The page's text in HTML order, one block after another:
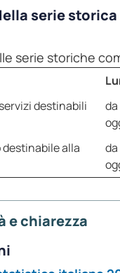
serie
serie storiche
destinabili
da
alla
da
e chiarezza